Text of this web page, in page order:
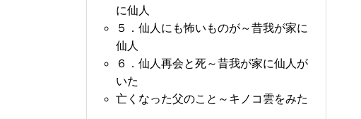
に仙人
５．仙人にも怖いものが～昔我が家に
仙人
６．仙人再会と死～昔我が家に仙人が
いた
亡くなった父のこと～キノコ雲をみた